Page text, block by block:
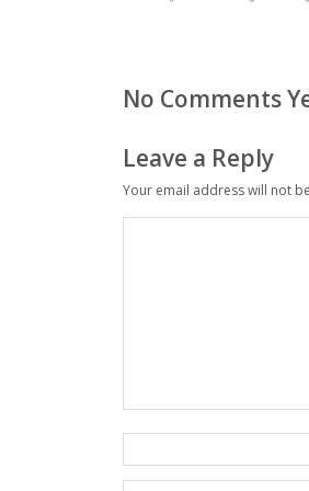
No Comments
Leave a Reply
Your email address will not